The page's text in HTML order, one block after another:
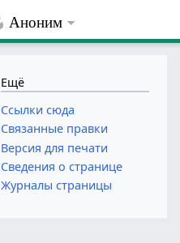
Аноним
Ещё
Ссылки сюда
Связанные правки
Версия для печати
Сведения о странице
Журналы страницы